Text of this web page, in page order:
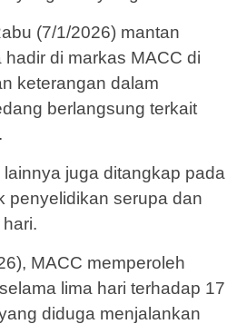
(7/1/2026) mantan
di markas MACC di
keterangan dalam
berlangsung terkait
juga ditangkap pada
penyelidikan serupa dan
MACC memperoleh
lima hari terhadap 17
diduga menjalankan